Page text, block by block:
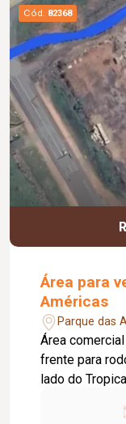
Cód. 82368
Área para
Américas
Parque das
Área
frente para
lado do